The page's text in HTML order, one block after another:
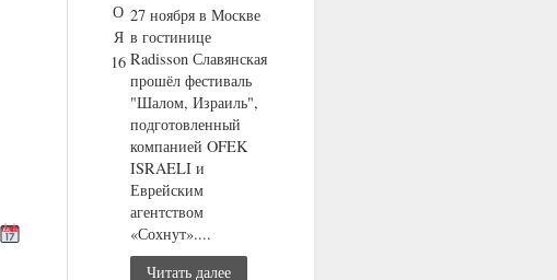
О
Я
16
27 ноября в Москве
в гостинице
Radisson Славянская
прошёл фестиваль
"Шалом, Израиль",
подготовленный
компанией OFEK
ISRAELI и
Еврейским
агентством
«Сохнут»....
Читать далее